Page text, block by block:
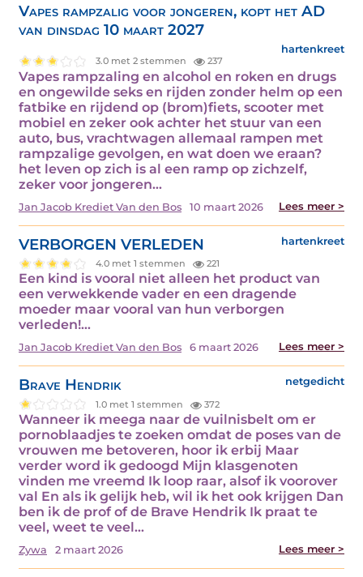
Vapes rampzalig voor jongeren, kopt het AD
van dinsdag 10 maart 2027
hartenkreet
3.0 met 2 stemmen 237
Vapes rampzaling en alcohol en roken en drugs
en ongewilde seks en rijden zonder helm op een
fatbike en rijdend op (brom)fiets, scooter met
mobiel en zeker ook achter het stuur van een
auto, bus, vrachtwagen allemaal rampen met
rampzalige gevolgen, en wat doen we eraan?
het leven op zich is al een ramp op zichzelf,
zeker voor jongeren…
Jan Jacob Krediet Van den Bos 10 maart 2026 Lees meer >
VERBORGEN VERLEDEN hartenkreet
4.0 met 1 stemmen 221
Een kind is vooral niet alleen het product van
een verwekkende vader en een dragende
moeder maar vooral van hun verborgen
verleden!…
Jan Jacob Krediet Van den Bos 6 maart 2026 Lees meer >
Brave Hendrik netgedicht
1.0 met 1 stemmen 372
Wanneer ik meega naar de vuilnisbelt om er
pornoblaadjes te zoeken omdat de poses van de
vrouwen me betoveren, hoor ik erbij Maar
verder word ik gedoogd Mijn klasgenoten
vinden me vreemd Ik loop raar, alsof ik voorover
val En als ik gelijk heb, wil ik het ook krijgen Dan
ben ik de prof of de Brave Hendrik Ik praat te
veel, weet te veel…
Zywa 2 maart 2026 Lees meer >